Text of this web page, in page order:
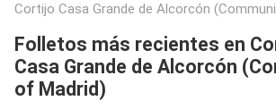
Cortijo Casa Grande de Alcorcón
Folletos más recientes en
Casa Grande de Alcorcón
of Madrid)